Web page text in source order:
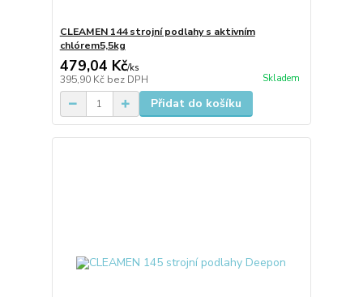
CLEAMEN 144 strojní podlahy s aktivním
chlórem5,5kg
479,04 Kč/ks
395,90 Kč bez DPH Skladem
Přidat do košíku